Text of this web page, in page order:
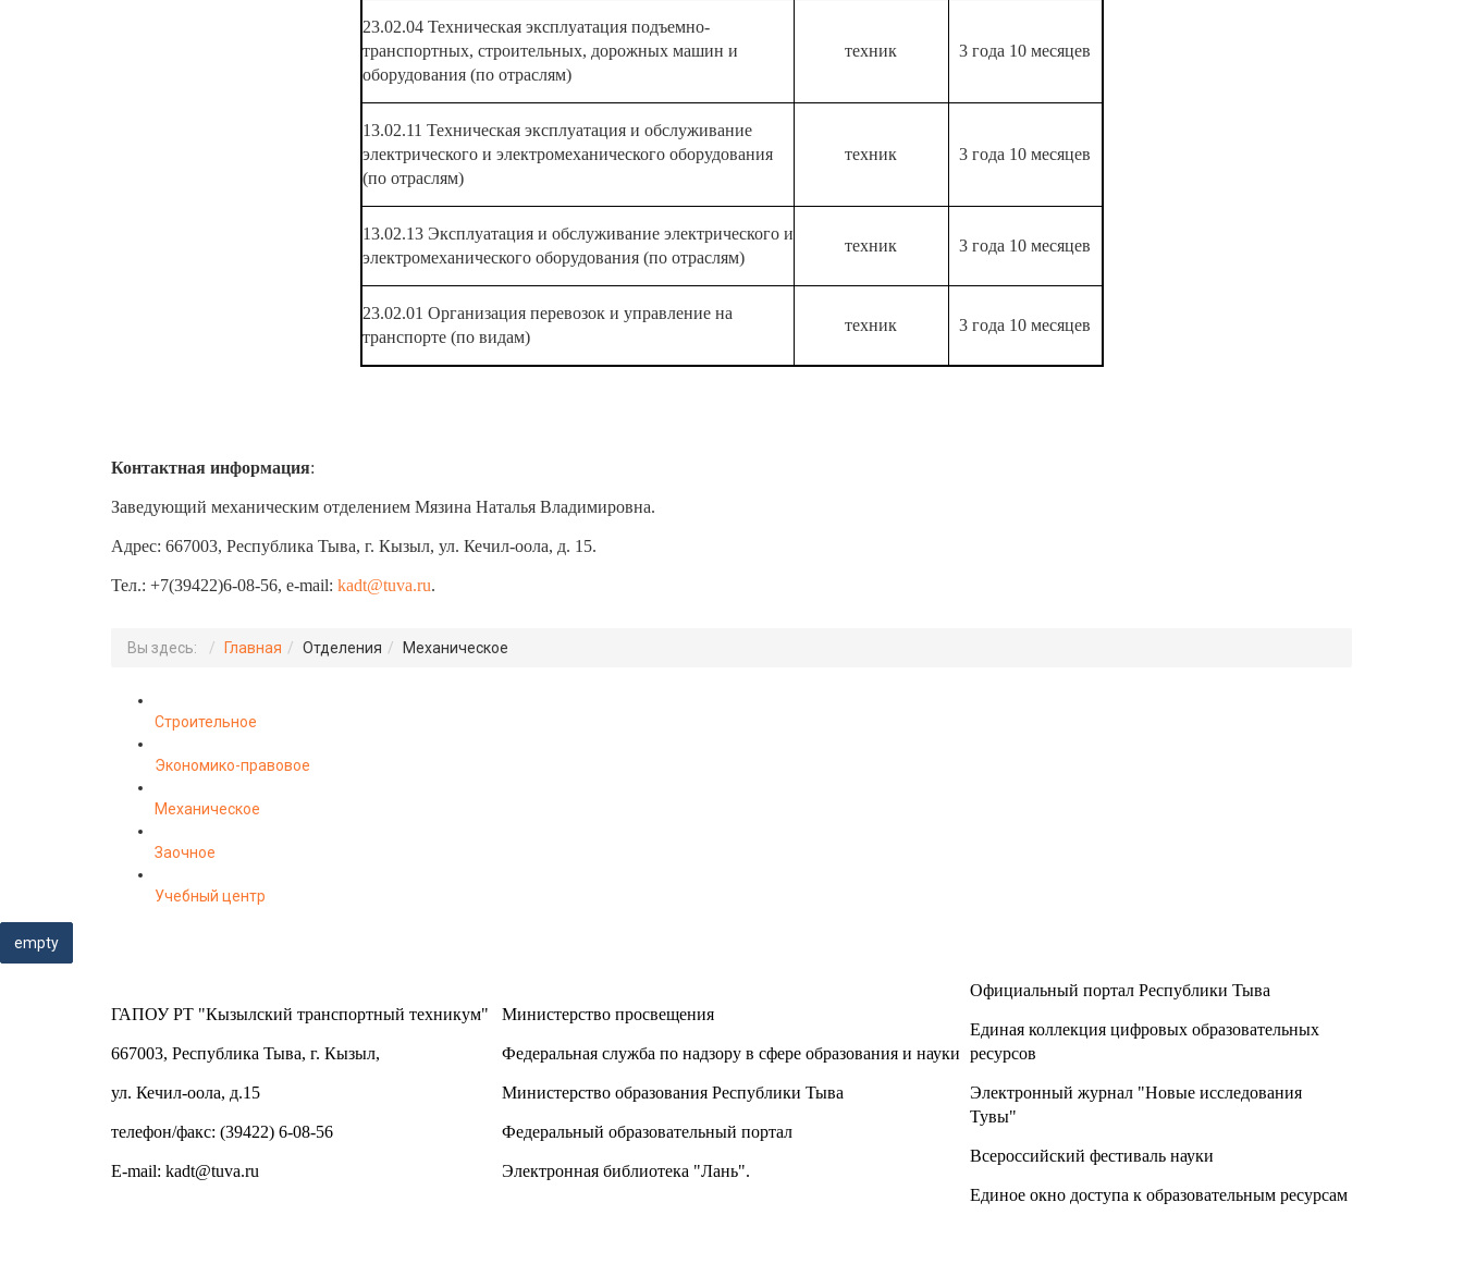
23.02.04 Техническая эксплуатация подъемно-
транспортных, строительных, дорожных машин и
оборудования (по отраслям)
техник 3 года 10 месяцев
13.02.11 Техническая эксплуатация и обслуживание
электрического и электромеханического оборудования
(по отраслям)
техник 3 года 10 месяцев
13.02.13 Эксплуатация и обслуживание электрического и
электромеханического оборудования (по отраслям)
техник 3 года 10 месяцев
23.02.01 Организация перевозок и управление на
транспорте (по видам)
техник 3 года 10 месяцев
Контактная информация:
Заведующий механическим отделением Мязина Наталья Владимировна.
Адрес: 667003, Республика Тыва, г. Кызыл, ул. Кечил-оола, д. 15.
Тел.: +7(39422)6-08-56, e-mail: kadt@tuva.ru.
Вы здесь: Главная Отделения Механическое
Строительное
Экономико-правовое
Механическое
Заочное
Учебный центр
empty
ГАПОУ РТ "Кызылский транспортный техникум"
667003, Республика Тыва, г. Кызыл,
ул. Кечил-оола, д.15
телефон/факс: (39422) 6-08-56
E-mail: kadt@tuva.ru
Министерство просвещения
Федеральная служба по надзору в сфере образования и науки
Министерство образования Республики Тыва
Федеральный образовательный портал
Электронная библиотека "Лань".
Официальный портал Республики Тыва
Единая коллекция цифровых образовательных
ресурсов
Электронный журнал "Новые исследования
Тувы"
Всероссийский фестиваль науки
Единое окно доступа к образовательным ресурсам